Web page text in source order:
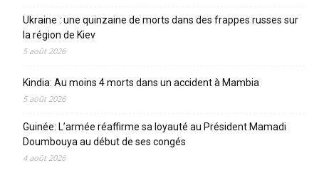
Ukraine : une quinzaine de morts dans des frappes russes sur
la région de Kiev
5 août 2026
Kindia: Au moins 4 morts dans un accident à Mambia
5 août 2026
Guinée: L’armée réaffirme sa loyauté au Président Mamadi
Doumbouya au début de ses congés
4 août 2026